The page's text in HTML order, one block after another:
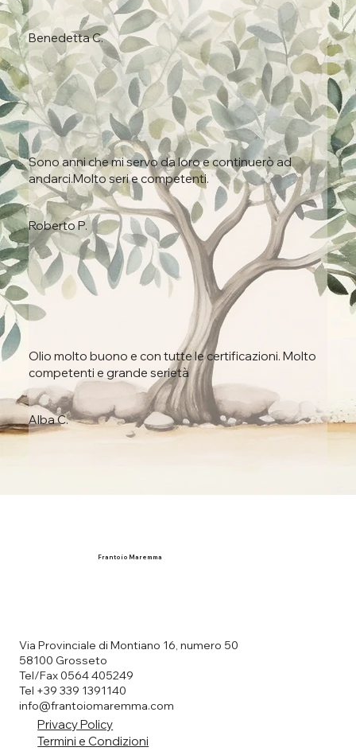
Benedetta C.
Sono anni che mi servo da loro e continuerò ad
andarci.Molto seri e competenti.
Roberto P.
Olio molto buono e con tutte le certificazioni. Molto
competenti e grande serietà
Alba C.
Frantoio Maremma
Via Provinciale di Montiano 16, numero 50
58100 Grosseto
Tel/Fax 0564 405249
Tel +39 339 1391140
info@frantoiomaremma.com
Privacy Policy
Termini e Condizioni